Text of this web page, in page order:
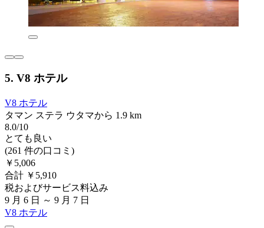
5. V8 ホテル
V8 ホテル
タマン ステラ ウタマから 1.9 km
8.0/10
とても良い
(261 件の口コミ)
￥5,006
合計 ￥5,910
税およびサービス料込み
9 月 6 日 ～ 9 月 7 日
V8 ホテル